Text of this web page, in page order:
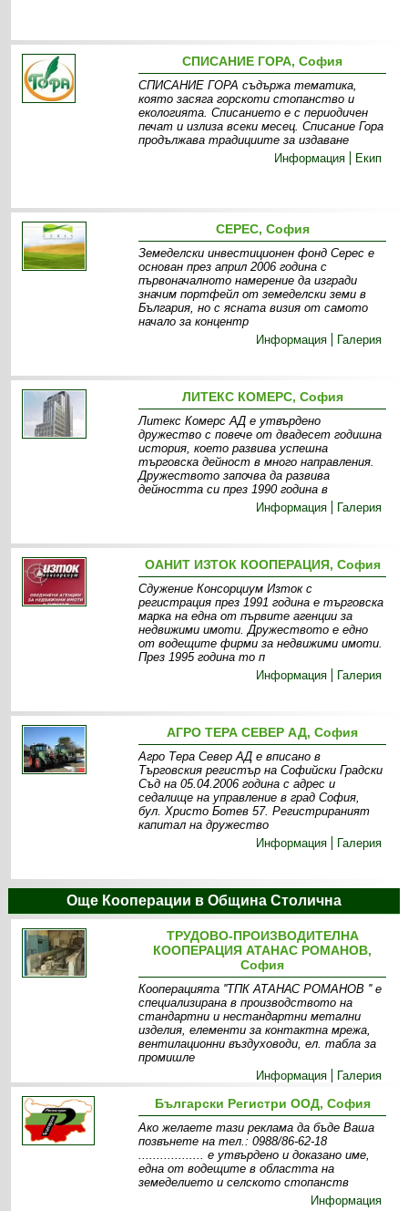
СПИСАНИЕ ГОРА, София
СПИСАНИЕ ГОРА съдържа тематика,
която засяга горскоти стопанство и
екологията. Списанието е с периодичен
печат и излиза всеки месец. Списание Гора
продължава традициите за издаване
Информация
Екип
СЕРЕС, София
Земеделски инвестиционен фонд Серес е
основан през април 2006 година с
първоначалното намерение да изгради
значим портфейл от земеделски земи в
България, но с ясната визия от самото
начало за концентр
Информация
Галерия
ЛИТЕКС КОМЕРС, София
Литекс Комерс АД е утвърдено
дружество с повече от двадесет годишна
история, което развива успешна
търговска дейност в много направления.
Дружеството започва да развива
дейността си през 1990 година в
Информация
Галерия
ОАНИТ ИЗТОК КООПЕРАЦИЯ, София
Сдужение Консорциум Изток с
регистрация през 1991 година е търговска
марка на една от първите агенции за
недвижими имоти. Дружеството е едно
от водещите фирми за недвижими имоти.
През 1995 година то п
Информация
Галерия
АГРО ТЕРА СЕВЕР АД, София
Агро Тера Север АД е вписано в
Търговския регистър на Софийски Градски
Съд на 05.04.2006 година с адрес и
седалище на управление в град София,
бул. Христо Ботев 57. Регистрираният
капитал на дружество
Информация
Галерия
Още Кооперации в Община Столична
ТРУДОВО-ПРОИЗВОДИТЕЛНА
КООПЕРАЦИЯ АТАНАС РОМАНОВ,
София
Кооперацията ''ТПК АТАНАС РОМАНОВ '' е
специализирана в производството на
стандартни и нестандартни метални
изделия, елементи за контактна мрежа,
вентилационни въздуховоди, ел. табла за
промишле
Информация
Галерия
Български Регистри ООД, София
Ако желаете тази реклама да бъде Ваша
позвънете на тел.: 0988/86-62-18
.................. e утвърдено и доказано име,
една от водещите в областта на
земеделието и селското стопанств
Информация